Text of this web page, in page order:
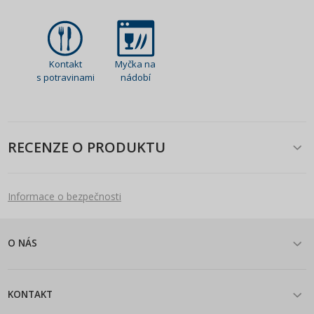
Kontakt
s potravinami
Myčka na
nádobí
RECENZE O PRODUKTU
Informace o bezpečnosti
O NÁS
KONTAKT